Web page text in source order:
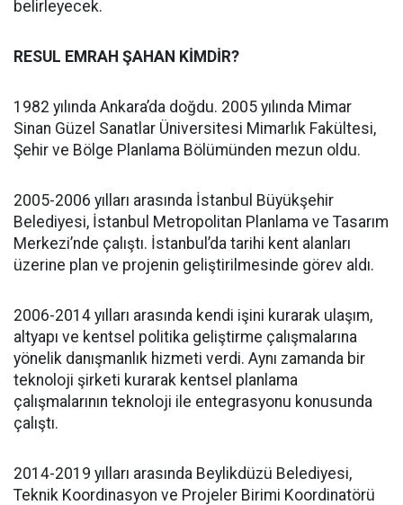
belirleyecek.
RESUL EMRAH ŞAHAN KİMDİR?
1982 yılında Ankara’da doğdu. 2005 yılında Mimar
Sinan Güzel Sanatlar Üniversitesi Mimarlık Fakültesi,
Şehir ve Bölge Planlama Bölümünden mezun oldu.
2005-2006 yılları arasında İstanbul Büyükşehir
Belediyesi, İstanbul Metropolitan Planlama ve Tasarım
Merkezi’nde çalıştı. İstanbul’da tarihi kent alanları
üzerine plan ve projenin geliştirilmesinde görev aldı.
2006-2014 yılları arasında kendi işini kurarak ulaşım,
altyapı ve kentsel politika geliştirme çalışmalarına
yönelik danışmanlık hizmeti verdi. Aynı zamanda bir
teknoloji şirketi kurarak kentsel planlama
çalışmalarının teknoloji ile entegrasyonu konusunda
çalıştı.
2014-2019 yılları arasında Beylikdüzü Belediyesi,
Teknik Koordinasyon ve Projeler Birimi Koordinatörü